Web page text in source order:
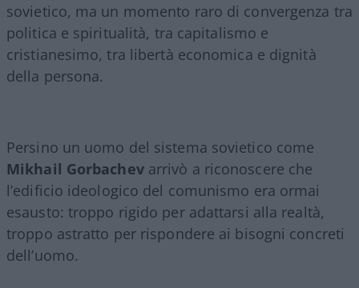
sovietico, ma un momento raro di convergenza tra
politica e spiritualità, tra capitalismo e
cristianesimo, tra libertà economica e dignità
della persona.
Persino un uomo del sistema sovietico come
Mikhail Gorbachevarrivò a riconoscere che
l’edificio ideologico del comunismo era ormai
esausto: troppo rigido per adattarsi alla realtà,
troppo astratto per rispondere ai bisogni concreti
dell’uomo.